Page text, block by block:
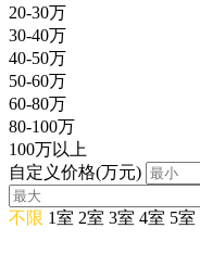
20-30万
30-40万
40-50万
50-60万
60-80万
80-100万
100万以上
自定义价格(万元)
不限 1室 2室 3室 4室 5室